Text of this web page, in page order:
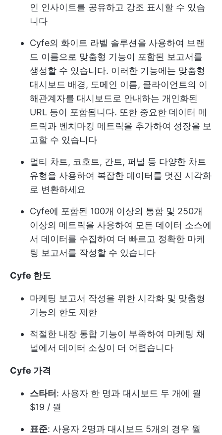
인 인사이트를 공유하고 강조 표시할 수 있습
니다
Cyfe의 화이트 라벨 솔루션을 사용하여 브랜
드 이름으로 맞춤형 기능이 포함된 보고서를
생성할 수 있습니다. 이러한 기능에는 맞춤형
대시보드 배경, 도메인 이름, 클라이언트의 이
해관계자를 대시보드로 안내하는 개인화된
URL 등이 포함됩니다. 또한 중요한 데이터 메
트릭과 벤치마킹 메트릭을 추가하여 성장을 보
고할 수 있습니다
멀티 차트, 코호트, 간트, 퍼널 등 다양한 차트
유형을 사용하여 복잡한 데이터를 멋진 시각화
로 변환하세요
Cyfe에 포함된 100개 이상의 통합 및 250개
이상의 메트릭을 사용하여 모든 데이터 소스에
서 데이터를 수집하여 더 빠르고 정확한 마케
팅 보고서를 작성할 수 있습니다
Cyfe 한도
마케팅 보고서 작성을 위한 시각화 및 맞춤형
기능의 한도 제한
적절한 내장 통합 기능이 부족하여 마케팅 채
널에서 데이터 소싱이 더 어렵습니다
Cyfe 가격
스타터 : 사용자 한 명과 대시보드 두 개에 월
$19 / 월
표준: 사용자 2명과 대시보드 5개의 경우 월